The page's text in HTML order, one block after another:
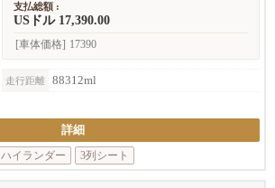
支払総額 :
USドル 17,390.00
[車体価格] 17390
走行距離
88312ml
詳細
ハイランダー 3列シート